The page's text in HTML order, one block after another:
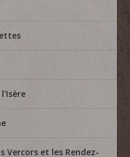
Vercors et les Rendez-